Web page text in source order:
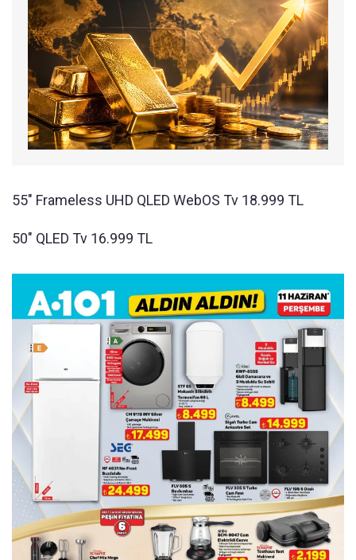
55" Frameless UHD QLED WebOS Tv 18.999 TL
50" QLED Tv 16.999 TL